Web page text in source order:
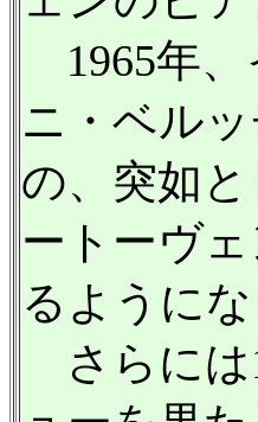
1965年、
ニ・ベル
の、突如
ートーヴ
るように
さらには